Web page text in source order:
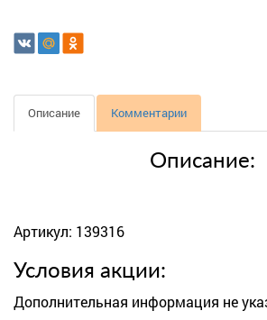
Описание Комментарии
Описание:
Артикул: 139316
Условия акции:
Дополнительная информация не